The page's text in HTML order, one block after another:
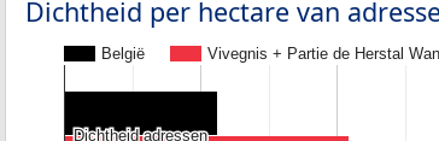
Dichtheid per hectare van
België Vivegnis + Partie de Herstal
Dichtheid adressen
Dichtheid adressen